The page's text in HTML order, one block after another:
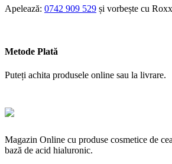
Apelează: 0742 909 529 și vorbește cu
Metode Plată
Puteți achita produsele online sau la livrare.
Magazin Online cu produse cosmetice de
bază de acid hialuronic.